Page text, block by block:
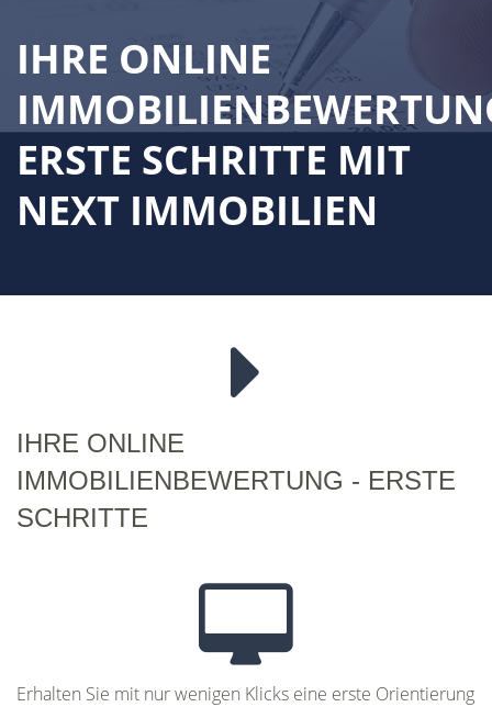
IHRE ONLINE
ERSTE SCHRITTE MIT
NEXT IMMOBILIEN
IHRE ONLINE
IMMOBILIENBEWERTUNG - ERSTE
SCHRITTE
Erhalten Sie mit nur wenigen Klicks eine erste Orientierung